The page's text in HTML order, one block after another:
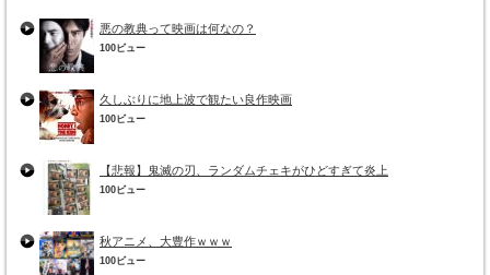
悪の教典って映画は何なの？
100ビュー
久しぶりに地上波で観たい良作映画
100ビュー
【悲報】鬼滅の刃、ランダムチェキがひどすぎて炎上
100ビュー
秋アニメ、大豊作ｗｗｗ
100ビュー